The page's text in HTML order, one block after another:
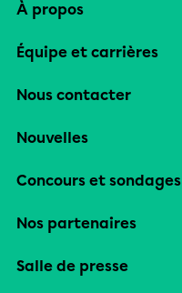
À propos
Équipe et carrières
Nous contacter
Nouvelles
Concours et sondages
Nos partenaires
Salle de presse